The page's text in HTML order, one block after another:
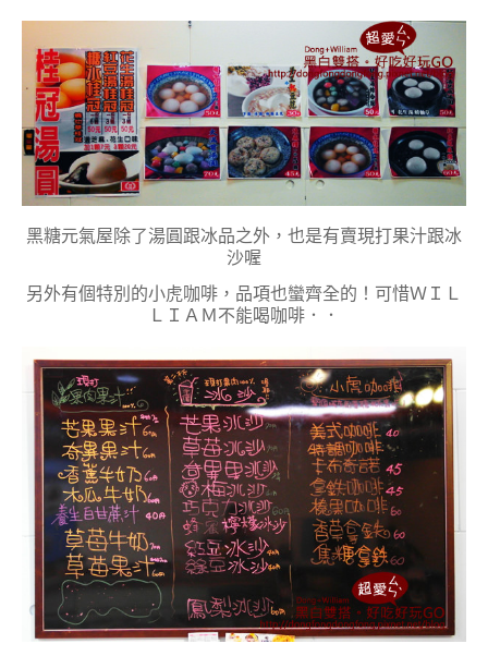
黑糖元氣屋除了湯圓跟冰品之外，也是有賣現打果汁跟冰
沙喔
另外有個特別的小虎咖啡，品項也蠻齊全的！可惜ＷＩＬ
ＬＩＡＭ不能喝咖啡．．